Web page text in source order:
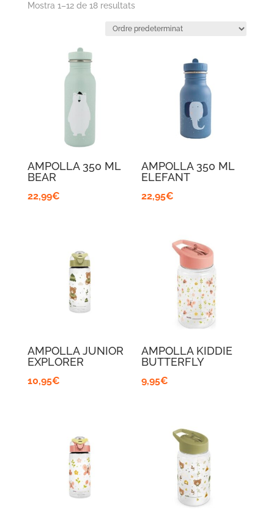
Mostra 1–12 de 18 resultats
AMPOLLA 350 ML
BEAR
22,99€
AMPOLLA 350 ML
ELEFANT
22,95€
AMPOLLA JUNIOR
EXPLORER
10,95€
AMPOLLA KIDDIE
BUTTERFLY
9,95€